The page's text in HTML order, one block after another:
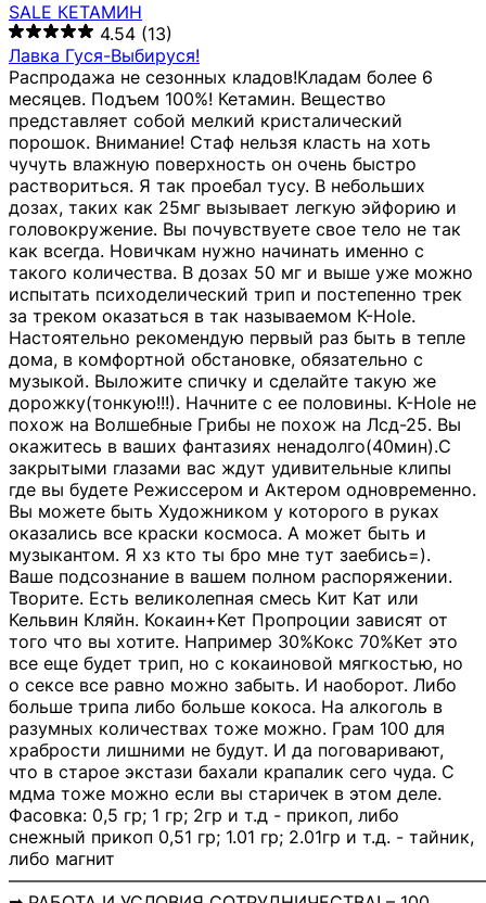
SALE КЕТАМИН
4.54 (13)
Лавка Гуся-Выбируся!
Распродажа не сезонных кладов!Кладам более 6
месяцев. Подъем 100%! Кетамин. Вещество
представляет собой мелкий кристалический
порошок. Внимание! Стаф нельзя класть на хоть
чучуть влажную поверхность он очень быстро
раствориться. Я так проебал тусу. В небольших
дозах, таких как 25мг вызывает легкую эйфорию и
головокружение. Вы почувствуете свое тело не так
как всегда. Новичкам нужно начинать именно с
такого количества. В дозах 50 мг и выше уже можно
испытать психоделический трип и постепенно трек
за треком оказаться в так называемом К-Hole.
Настоятельно рекомендую первый раз быть в тепле
дома, в комфортной обстановке, обязательно с
музыкой. Выложите спичку и сделайте такую же
дорожку(тонкую!!!). Начните с ее половины. K-Hole не
похож на Волшебные Грибы не похож на Лсд-25. Вы
окажитесь в ваших фантазиях ненадолго(40мин).С
закрытыми глазами вас ждут удивительные клипы
где вы будете Режиссером и Актером одновременно.
Вы можете быть Художником у которого в руках
оказались все краски космоса. А может быть и
музыкантом. Я хз кто ты бро мне тут заебись=).
Ваше подсознание в вашем полном распоряжении.
Творите. Есть великолепная смесь Кит Кат или
Кельвин Кляйн. Кокаин+Кет Пропроции зависят от
того что вы хотите. Например 30%Кокс 70%Кет это
все еще будет трип, но с кокаиновой мягкостью, но
о сексе все равно можно забыть. И наоборот. Либо
больше трипа либо больше кокоса. На алкоголь в
разумных количествах тоже можно. Грам 100 для
храбрости лишними не будут. И да поговаривают,
что в старое экстази бахали крапалик сего чуда. С
мдма тоже можно если вы старичек в этом деле.
Фасовка: 0,5 гр; 1 гр; 2гр и т.д - прикоп, либо
снежный прикоп 0,51 гр; 1.01 гр; 2.01гр и т.д. - тайник,
либо магнит